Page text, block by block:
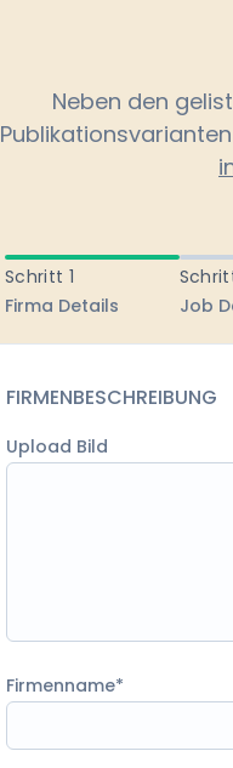
Neben den
Schritt 1
Firma Details
Job
FIRMENBESCHREIBUNG
Upload Bild
Firmenname